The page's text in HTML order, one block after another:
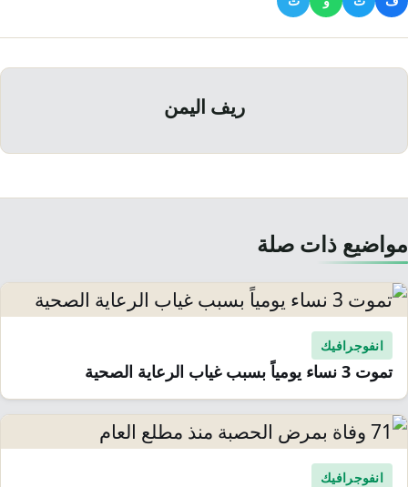
ريف اليمن
مواضيع ذات صلة
انفوجرافيك
تموت 3 نساء يومياً بسبب غياب الرعاية الصحية
انفوجرافيك